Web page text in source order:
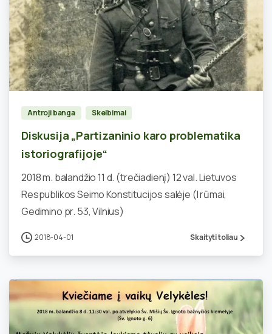
0
Antroji banga Skelbimai
Diskusija „Partizaninio karo problematika
istoriografijoje“
2018 m. balandžio 11 d. (trečiadienį) 12 val. Lietuvos
Respublikos Seimo Konstitucijos salėje (I rūmai,
Gedimino pr. 53, Vilnius)
2018-04-01 Skaityti toliau